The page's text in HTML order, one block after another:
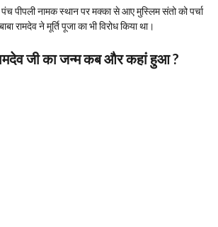
पंच पीपली नामक स्थान पर मक्का से आए मुस्लिम संतो को पर्चा
रामदेव ने मूर्ति पूजा का भी विरोध किया था।
जी का जन्म कब और कहां हुआ ?